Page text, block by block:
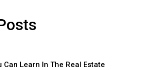
Can Learn In The Real Estate